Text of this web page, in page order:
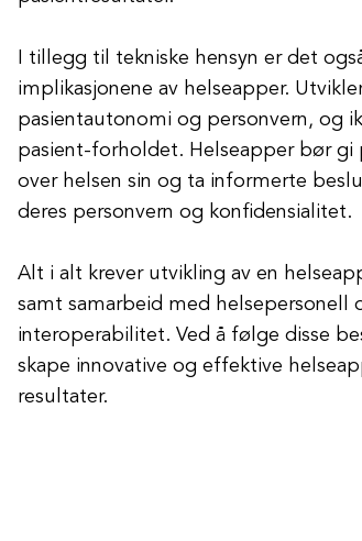
I tillegg til tekniske hensyn er det
implikasjonene av helseapper.
pasientautonomi og personvern, og
pasient-forholdet. Helseapper bør gi
over helsen sin og ta informerte
deres personvern og konfidensialitet.
Alt i alt krever utvikling av en
samt samarbeid med
interoperabilitet. Ved å følge disse
skape innovative og effektive
resultater.